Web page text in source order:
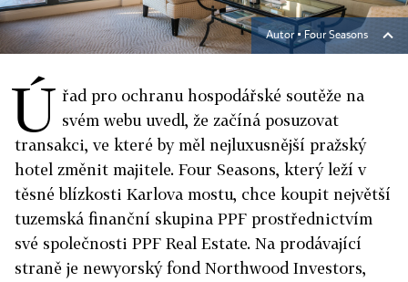
Autor ▪ Four Seasons
Ú řad pro ochranu hospodářské soutěže na
svém webu uvedl, že začíná posuzovat
transakci, ve které by měl nejluxusnější pražský
hotel změnit majitele. Four Seasons, který leží v
těsné blízkosti Karlova mostu, chce koupit největší
tuzemská finanční skupina PPF prostřednictvím
své společnosti PPF Real Estate. Na prodávající
straně je newyorský fond Northwood Investors,